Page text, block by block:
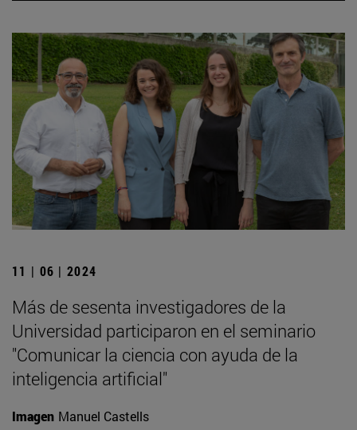
11 | 06 | 2024
Más de sesenta investigadores de la
Universidad participaron en el seminario
"Comunicar la ciencia con ayuda de la
inteligencia artificial"
Imagen Manuel Castells